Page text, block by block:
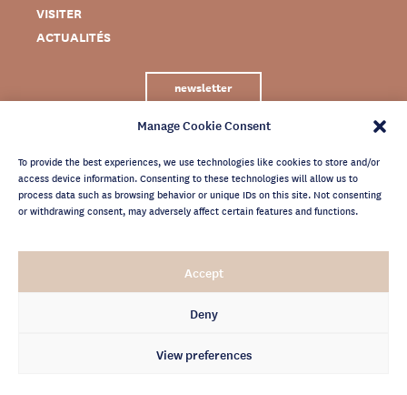
Manage Cookie Consent
To provide the best experiences, we use technologies like cookies to store and/or
access device information. Consenting to these technologies will allow us to
process data such as browsing behavior or unique IDs on this site. Not consenting
or withdrawing consent, may adversely affect certain features and functions.
Accept
Deny
View preferences
VISITER
ACTUALITÉS
newsletter
MENTIONS LÉGALES
CRÉDITS
POLITIQUE DE CONFIDENTIALITÉ
ARCHIVES NEWSLETTER